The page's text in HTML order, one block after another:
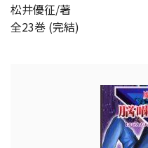
松井優征/著
全23巻 (完結)